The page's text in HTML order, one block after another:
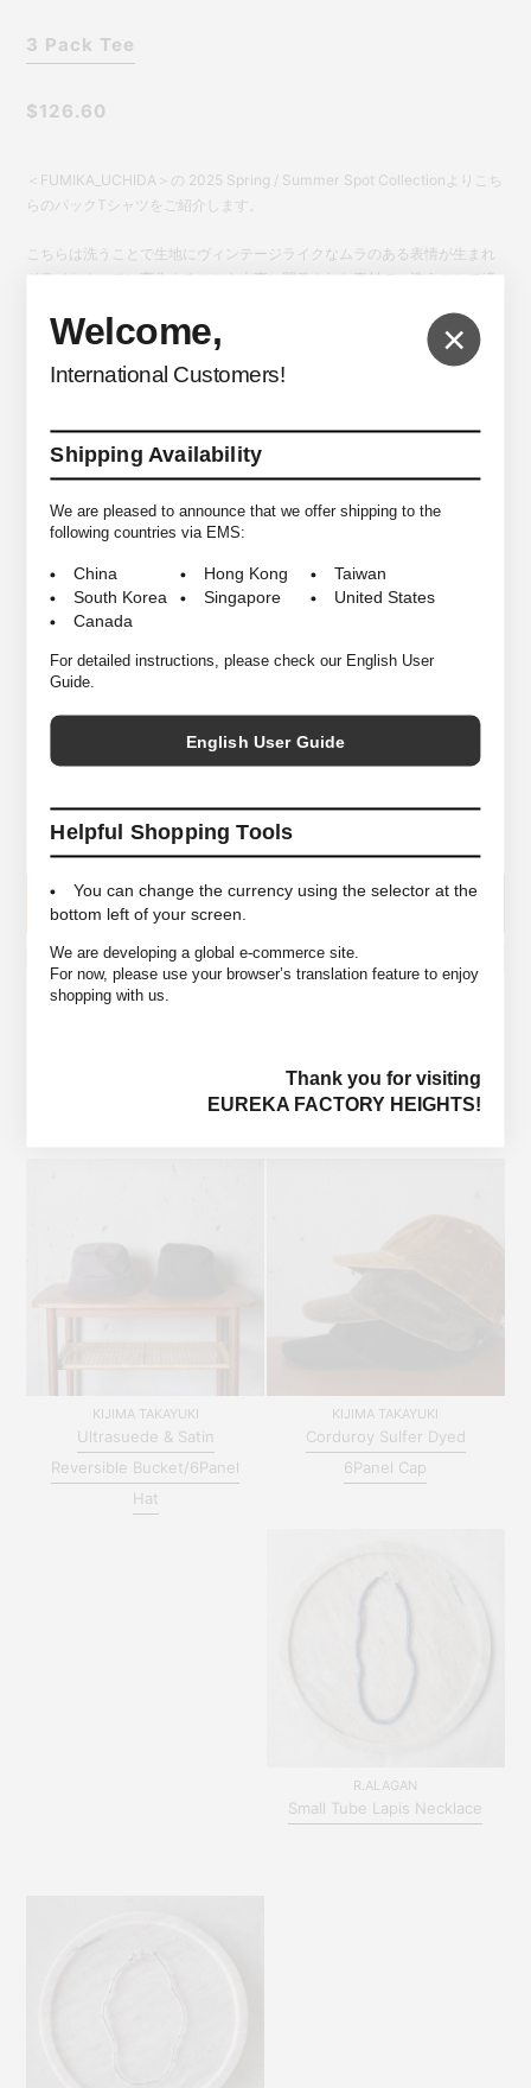
×
Welcome,
International Customers!
Shipping Availability
We are pleased to announce that we offer shipping to the
following countries via EMS:
China Hong Kong
Taiwan
South Korea
Singapore
United States
Canada
For detailed instructions, please check our English User
Guide.
English User Guide
Helpful Shopping Tools
You can change the currency using the selector at the
bottom left of your screen.
We are developing a global e-commerce site.
For now, please use your browser’s translation feature to enjoy
shopping with us.
Thank you for visiting
EUREKA FACTORY HEIGHTS!
3 Pack Tee
$126.60
＜FUMIKA_UCHIDA＞の 2025 Spring / Summer Spot Collectionよりこち
らのパックTシャツをご紹介します。
こちらは洗うことで生地にヴィンテージライクなムラのある表情が生まれ
ドライなタッチに変化することを大事に開発された素材で、洗うことで締
された襟リブが魅力のアイテムです。クラシカルなアンダーウェアにみら
れる短めでコンパクトな巾が特徴で、運動量のある袖の形状となっており
ます。
こちらのアイテムは3枚1Setの商品となります。
*商品は実店舗と在庫を共有しており常に変動がございます。
ご了承ください。
SIZE
M ＜身幅42.5cm/着丈62cm/肩幅36cm/袖丈13.5cm
＞
COLORS White
MATELIALS Cotton 100%
SOLD OUT
ウィッシュリストに入れる
YOU MAY ALSO LIKE
KIJIMA TAKAYUKI
Ultrasuede & Satin
Reversible Bucket/6Panel
Hat
KIJIMA TAKAYUKI
Corduroy Sulfer Dyed
6Panel Cap
R.ALAGAN
Small Tube Lapis Necklace